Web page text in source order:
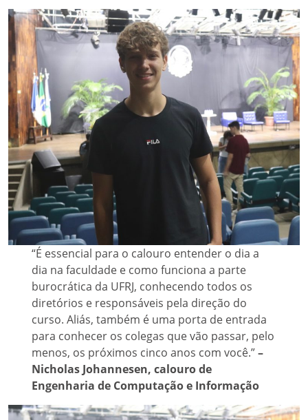
“É essencial para o calouro entender o dia a
dia na faculdade e como funciona a parte
burocrática da UFRJ, conhecendo todos os
diretórios e responsáveis pela direção do
curso. Aliás, também é uma porta de entrada
para conhecer os colegas que vão passar, pelo
menos, os próximos cinco anos com você.”–
Nicholas Johannesen, calouro de
Engenharia de Computação e Informação